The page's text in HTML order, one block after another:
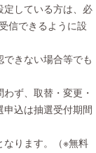
している方は、必
信できるように設
きない場合等でも
ず、取替・変更・
込は抽選受付期間
なります。（※無料